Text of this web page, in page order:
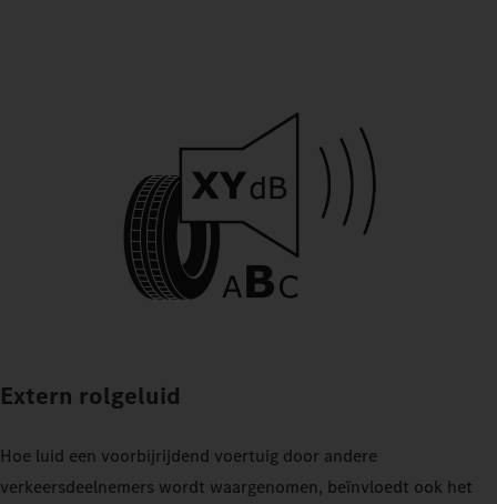
Extern rolgeluid
Hoe luid een voorbijrijdend voertuig door andere
verkeersdeelnemers wordt waargenomen, beïnvloedt ook het